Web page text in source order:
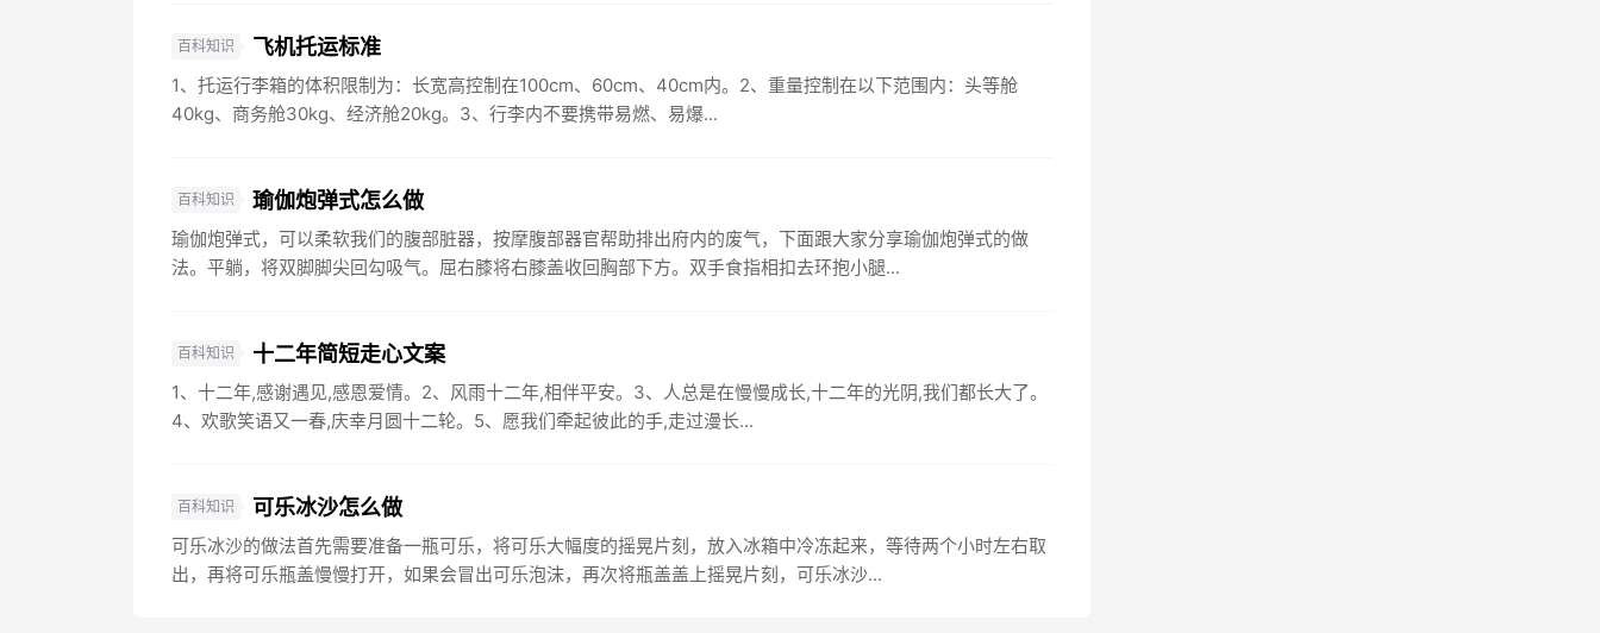
百科知识 飞机托运标准
1、托运行李箱的体积限制为：长宽高控制在100cm、60cm、40cm内。2、重量控制在以下范围内：头等舱
40kg、商务舱30kg、经济舱20kg。3、行李内不要携带易燃、易爆...
百科知识 瑜伽炮弹式怎么做
瑜伽炮弹式，可以柔软我们的腹部脏器，按摩腹部器官帮助排出府内的废气，下面跟大家分享瑜伽炮弹式的做
法。平躺，将双脚脚尖回勾吸气。屈右膝将右膝盖收回胸部下方。双手食指相扣去环抱小腿...
百科知识 十二年简短走心文案
1、十二年,感谢遇见,感恩爱情。2、风雨十二年,相伴平安。3、人总是在慢慢成长,十二年的光阴,我们都长大了。
4、欢歌笑语又一春,庆幸月圆十二轮。5、愿我们牵起彼此的手,走过漫长...
百科知识 可乐冰沙怎么做
可乐冰沙的做法首先需要准备一瓶可乐，将可乐大幅度的摇晃片刻，放入冰箱中冷冻起来，等待两个小时左右取
出，再将可乐瓶盖慢慢打开，如果会冒出可乐泡沫，再次将瓶盖盖上摇晃片刻，可乐冰沙...